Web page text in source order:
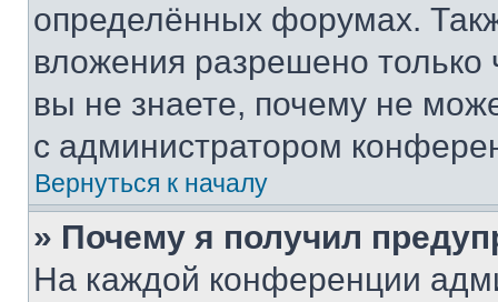
определённых форумах.
вложения разрешено
вы не знаете, почему не
с администратором
Вернуться к началу
» Почему я получил
На каждой конференции